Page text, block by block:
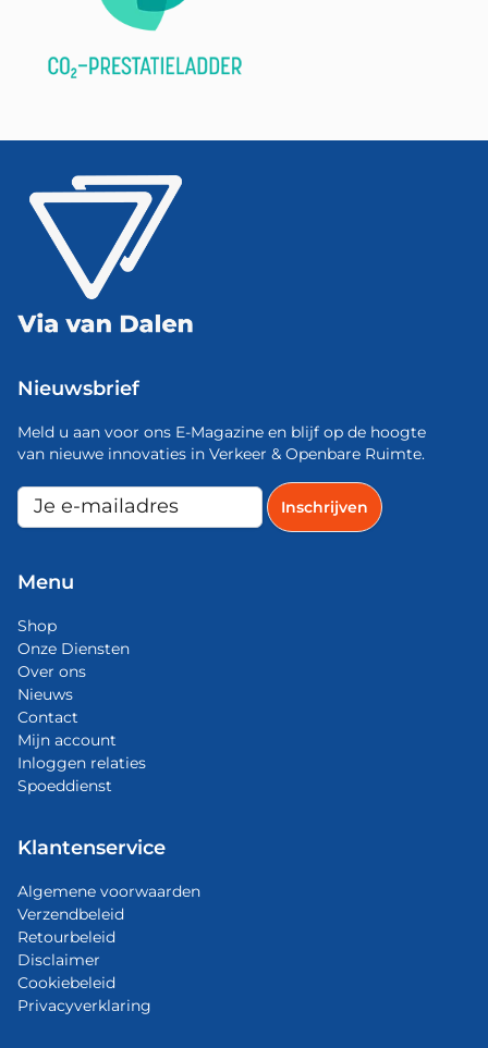
Nieuwsbrief
Meld u aan voor ons E-Magazine en blijf op de hoogte
van nieuwe innovaties in Verkeer & Openbare Ruimte.
Menu
Shop
Onze Diensten
Over ons
Nieuws
Contact
Mijn account
Inloggen relaties
Spoeddienst
Klantenservice
Algemene voorwaarden
Verzendbeleid
Retourbeleid
Disclaimer
Cookiebeleid
Privacyverklaring